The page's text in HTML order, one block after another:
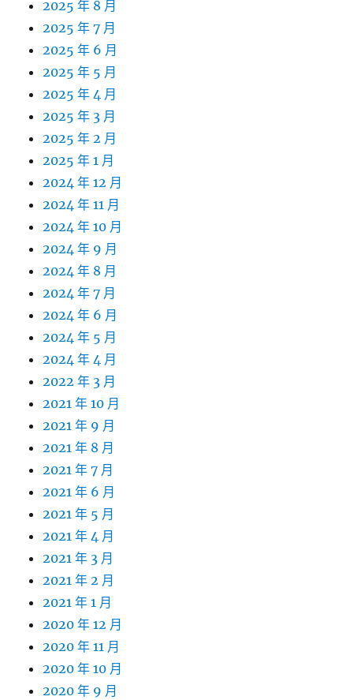
2025 年 8 月
2025 年 7 月
2025 年 6 月
2025 年 5 月
2025 年 4 月
2025 年 3 月
2025 年 2 月
2025 年 1 月
2024 年 12 月
2024 年 11 月
2024 年 10 月
2024 年 9 月
2024 年 8 月
2024 年 7 月
2024 年 6 月
2024 年 5 月
2024 年 4 月
2022 年 3 月
2021 年 10 月
2021 年 9 月
2021 年 8 月
2021 年 7 月
2021 年 6 月
2021 年 5 月
2021 年 4 月
2021 年 3 月
2021 年 2 月
2021 年 1 月
2020 年 12 月
2020 年 11 月
2020 年 10 月
2020 年 9 月